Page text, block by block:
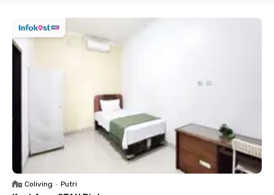
Coliving • Putri